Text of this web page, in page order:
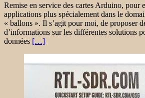
Remise en service des cartes Arduino, pour
applications plus spécialement dans le
« ballons ». Il s’agit pour moi, de proposer
d’informations sur les différentes solutions
données […]